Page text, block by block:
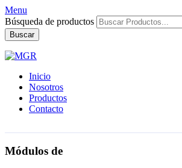
Menu
Búsqueda de productos
Buscar
Inicio
Nosotros
Productos
Contacto
Módulos de